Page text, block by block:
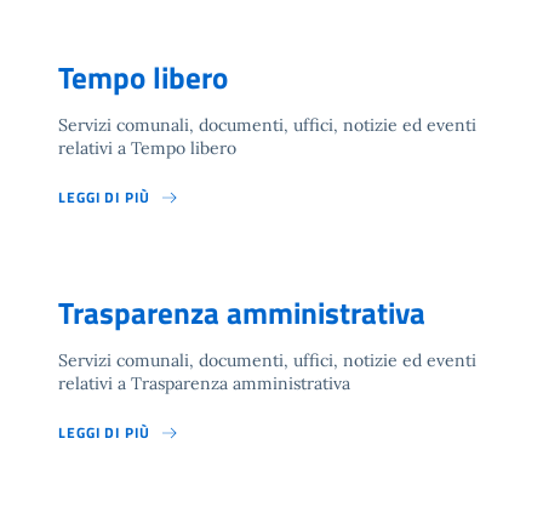
Tempo libero
Servizi comunali, documenti, uffici, notizie ed eventi
relativi a Tempo libero
LEGGI DI PIÙ
Trasparenza amministrativa
Servizi comunali, documenti, uffici, notizie ed eventi
relativi a Trasparenza amministrativa
LEGGI DI PIÙ